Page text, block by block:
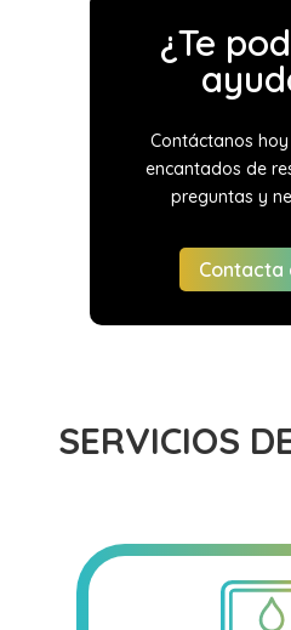
¿Te
Contáctanos
encantados de
preguntas y
Contacta
SERVICIOS